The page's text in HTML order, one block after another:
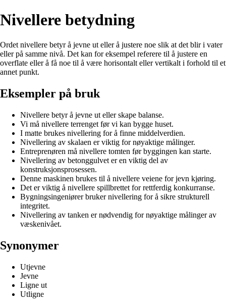
Nivellere betydning
Ordet nivellere betyr å jevne ut eller å justere noe slik at det blir i vater
eller på samme nivå. Det kan for eksempel referere til å justere en
overflate eller å få noe til å være horisontalt eller vertikalt i forhold til et
annet punkt.
Eksempler på bruk
Nivellere betyr å jevne ut eller skape balanse.
Vi må nivellere terrenget før vi kan bygge huset.
I matte brukes nivellering for å finne middelverdien.
Nivellering av skalaen er viktig for nøyaktige målinger.
Entreprenøren må nivellere tomten før byggingen kan starte.
Nivellering av betonggulvet er en viktig del av
konstruksjonsprosessen.
Denne maskinen brukes til å nivellere veiene for jevn kjøring.
Det er viktig å nivellere spillbrettet for rettferdig konkurranse.
Bygningsingeniører bruker nivellering for å sikre strukturell
integritet.
Nivellering av tanken er nødvendig for nøyaktige målinger av
væskenivået.
Synonymer
Utjevne
Jevne
Ligne ut
Utligne